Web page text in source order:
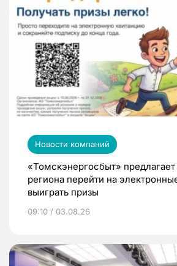
Новости компаний
«Томскэнергосбыт»
региона перейти на
выиграть призы
09:10 / 03.08.26